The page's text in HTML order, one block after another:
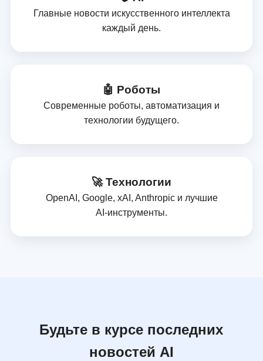
Главные новости искусственного интеллекта
каждый день.
🤖 Роботы
Современные роботы, автоматизация и
технологии будущего.
🚀 Технологии
OpenAI, Google, xAI, Anthropic и лучшие
AI‑инструменты.
Будьте в курсе последних
новостей AI